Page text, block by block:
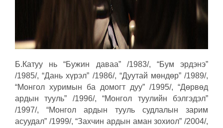
Б.Катуу нь “Бужин даваа” /1983/, “Бум эрдэнэ”
/1985/, “Дань хүрэл” /1986/, “Дуутай мөндөр” /1989/,
“Монгол хуримын ба домогт дуу” /1995/, “Дөрвөд
ардын тууль” /1996/, “Монгол туулийн бэлгэдэл”
/1997/, “Монгол ардын тууль судлалын зарим
асуудал” /1999/, “Захчин ардын аман зохиол” /2004/,